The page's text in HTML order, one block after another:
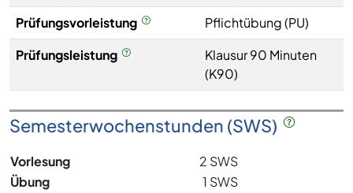
Prüfungsvorleistung
Pflichtübung (PU)
Prüfungsleistung
Klausur 90 Minuten
(K90)
Semesterwochenstunden (SWS)
Vorlesung
2 SWS
Übung
1 SWS